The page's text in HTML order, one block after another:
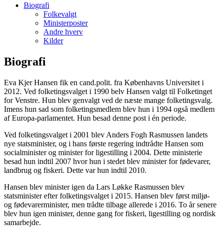
Biografi
Folkevalgt
Ministerposter
Andre hverv
Kilder
Biografi
Eva Kjer Hansen fik en cand.polit. fra Københavns Universitet i
2012. Ved folketingsvalget i 1990 belv Hansen valgt til Folketinget
for Venstre. Hun blev genvalgt ved de næste mange folketingsvalg.
Imens hun sad som folketingsmedlem blev hun i 1994 også medlem
af Europa-parlamentet. Hun besad denne post i én periode.
Ved folketingsvalget i 2001 blev Anders Fogh Rasmussen landets
nye statsminister, og i hans første regering indtrådte Hansen som
socialminister og minister for ligestilling i 2004. Dette ministerie
besad hun indtil 2007 hvor hun i stedet blev minister for fødevarer,
landbrug og fiskeri. Dette var hun indtil 2010.
Hansen blev minister igen da Lars Løkke Rasmussen blev
statsminister efter folketingsvalget i 2015. Hansen blev først miljø-
og fødevarerminister, men trådte tilbage allerede i 2016. To år senere
blev hun igen minister, denne gang for fiskeri, ligestilling og nordisk
samarbejde.